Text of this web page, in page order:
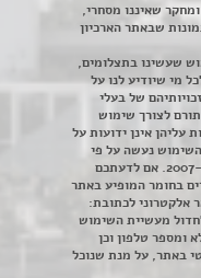
שאיננו מסחרי,
שבאתר הארכיון
שעשינו בתצלומים,
מי שיודיע לנו על
של בעלי
לצורך שימוש
עליהן אינן ידועות על
השימוש נעשה על פי
סעיף 27א לחוק זכויות יוצרים תשס"ח-2007. אם לדעתכם
בחומר המופיע באתר
אלקטרוני לכתובת:
מעשיית השימוש
ומספר טלפון וכן
באתר, על מנת שנוכל